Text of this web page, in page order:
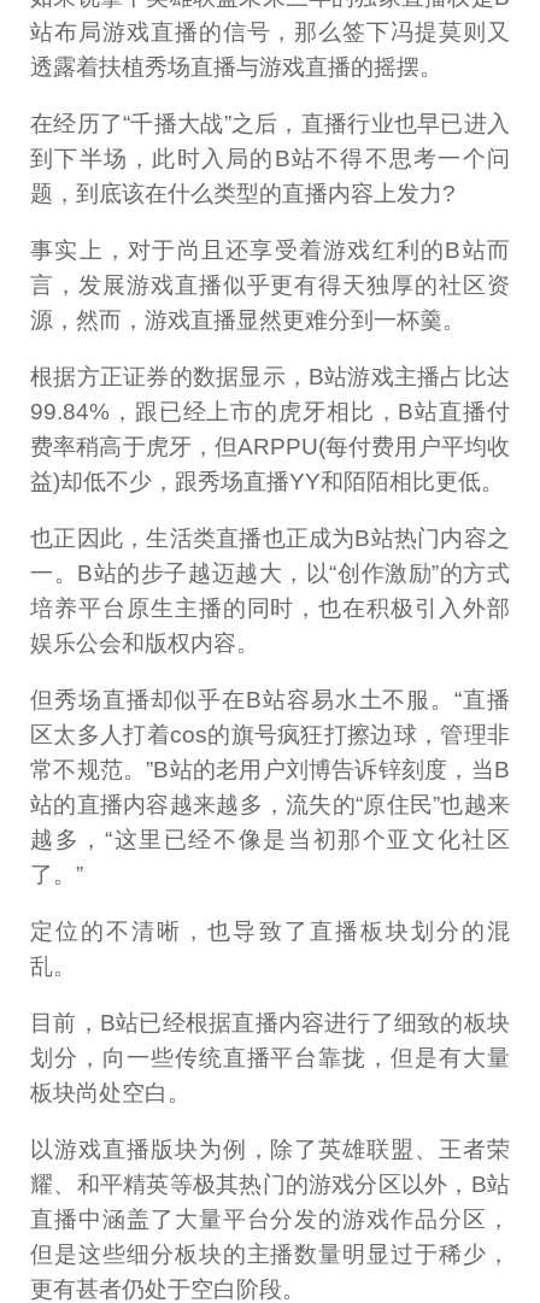
站布局游戏直播的信号，那么签下冯提莫则又
透露着扶植秀场直播与游戏直播的摇摆。
在经历了“千播大战”之后，直播行业也早已进入
到下半场，此时入局的B站不得不思考一个问
题，到底该在什么类型的直播内容上发力?
事实上，对于尚且还享受着游戏红利的B站而
言，发展游戏直播似乎更有得天独厚的社区资
源，然而，游戏直播显然更难分到一杯羹。
根据方正证券的数据显示，B站游戏主播占比达
99.84%，跟已经上市的虎牙相比，B站直播付
费率稍高于虎牙，但ARPPU(每付费用户平均收
益)却低不少，跟秀场直播YY和陌陌相比更低。
也正因此，生活类直播也正成为B站热门内容之
一。B站的步子越迈越大，以“创作激励”的方式
培养平台原生主播的同时，也在积极引入外部
娱乐公会和版权内容。
但秀场直播却似乎在B站容易水土不服。“直播
区太多人打着cos的旗号疯狂打擦边球，管理非
常不规范。”B站的老用户刘博告诉锌刻度，当B
站的直播内容越来越多，流失的“原住民”也越来
越多，“这里已经不像是当初那个亚文化社区
了。”
定位的不清晰，也导致了直播板块划分的混
乱。
目前，B站已经根据直播内容进行了细致的板块
划分，向一些传统直播平台靠拢，但是有大量
板块尚处空白。
以游戏直播版块为例，除了英雄联盟、王者荣
耀、和平精英等极其热门的游戏分区以外，B站
直播中涵盖了大量平台分发的游戏作品分区，
但是这些细分板块的主播数量明显过于稀少，
更有甚者仍处于空白阶段。